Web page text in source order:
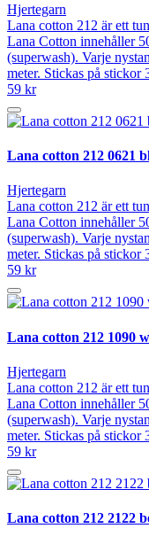
Hjertegarn
Lana cotton 212 är ett
Lana Cotton innehåller
(superwash). Varje
meter. Stickas på
59 kr
Lana cotton 212 0621
Hjertegarn
Lana cotton 212 är ett
Lana Cotton innehåller
(superwash). Varje
meter. Stickas på
59 kr
Lana cotton 212 1090
Hjertegarn
Lana cotton 212 är ett
Lana Cotton innehåller
(superwash). Varje
meter. Stickas på
59 kr
Lana cotton 212 2122